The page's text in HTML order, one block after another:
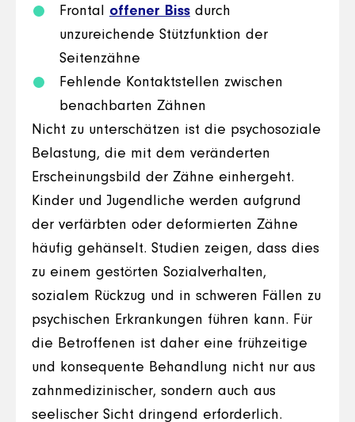
Frontal offener Biss durch
unzureichende Stützfunktion der
Seitenzähne
Fehlende Kontaktstellen zwischen
benachbarten Zähnen
Nicht zu unterschätzen ist die psychosoziale
Belastung, die mit dem veränderten
Erscheinungsbild der Zähne einhergeht.
Kinder und Jugendliche werden aufgrund
der verfärbten oder deformierten Zähne
häufig gehänselt. Studien zeigen, dass dies
zu einem gestörten Sozialverhalten,
sozialem Rückzug und in schweren Fällen zu
psychischen Erkrankungen führen kann. Für
die Betroffenen ist daher eine frühzeitige
und konsequente Behandlung nicht nur aus
zahnmedizinischer, sondern auch aus
seelischer Sicht dringend erforderlich.